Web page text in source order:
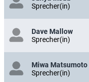
Sprecher(in)
Dave Mallow
Sprecher(in)
Miwa Matsumoto
Sprecher(in)